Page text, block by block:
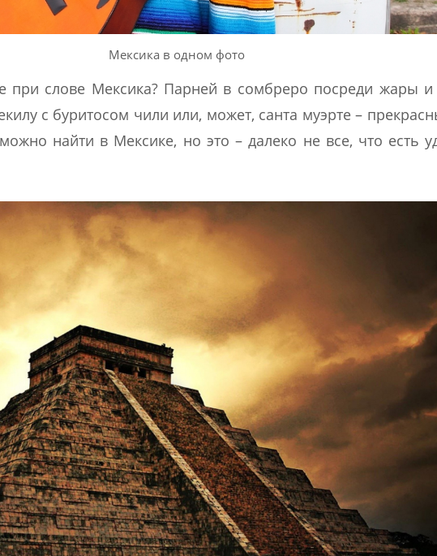
Мексика в одном фото
при слове Мексика? Парней в сомбреро посреди жары и
с буритосом чили или, может, санта муэрте –
найти в Мексике, но это – далеко не все, что есть